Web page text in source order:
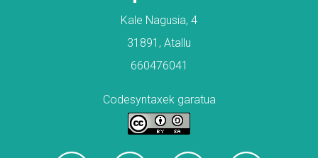
Kale Nagusia, 4
31891, Atallu
660476041
Codesyntaxek garatua